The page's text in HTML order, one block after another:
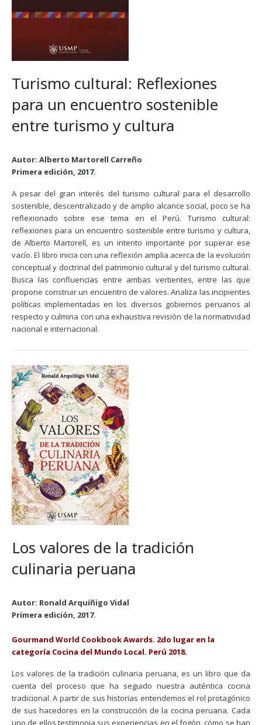
Turismo cultural: Reflexiones
para un encuentro sostenible
entre turismo y cultura
Autor: Alberto Martorell Carreño
Primera edición, 2017.
A pesar del gran interés del turismo cultural para el desarrollo
sostenible, descentralizado y de amplio alcance social, poco se ha
reflexionado sobre ese tema en el Perú. Turismo cultural:
reflexiones para un encuentro sostenible entre turismo y cultura,
de Alberto Martorell, es un intento importante por superar ese
vacío. El libro inicia con una reflexión amplia acerca de la evolución
conceptual y doctrinal del patrimonio cultural y del turismo cultural.
Busca las confluencias entre ambas vertientes, entre las que
propone construir un encuentro de valores. Analiza las incipientes
políticas implementadas en los diversos gobiernos peruanos al
respecto y culmina con una exhaustiva revisión de la normatividad
nacional e internacional.
Los valores de la tradición
culinaria peruana
Autor: Ronald Arquíñigo Vidal
Primera edición, 2017.
Gourmand World Cookbook Awards. 2do lugar en la
categoría Cocina del Mundo Local. Perú 2018.
Los valores de la tradición culinaria peruana, es un libro que da
cuenta del proceso que ha seguido nuestra auténtica cocina
tradicional. A partir de sus historias entendemos el rol protagónico
de sus hacedores en la construcción de la cocina peruana. Cada
uno de ellos testimonia sus experiencias en el fogón, cómo se han